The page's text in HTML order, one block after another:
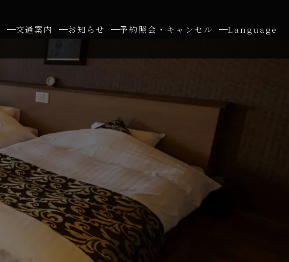
交通案内 お知らせ 予約照会・キャンセル Language